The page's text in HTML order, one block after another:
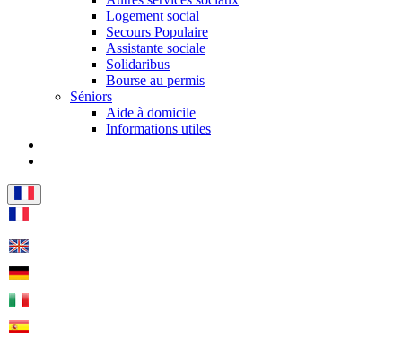
Logement social
Secours Populaire
Assistante sociale
Solidaribus
Bourse au permis
Séniors
Aide à domicile
Informations utiles